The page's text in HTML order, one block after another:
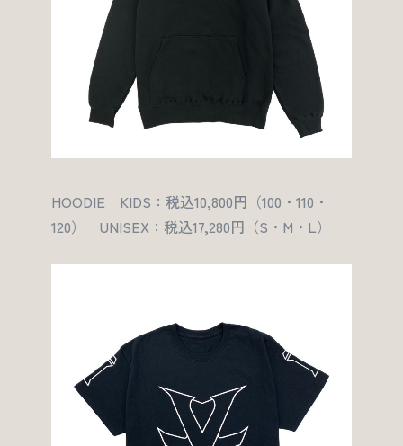
HOODIE KIDS：税込10,800円（100・110・
120） UNISEX：税込17,280円（S・M・L）